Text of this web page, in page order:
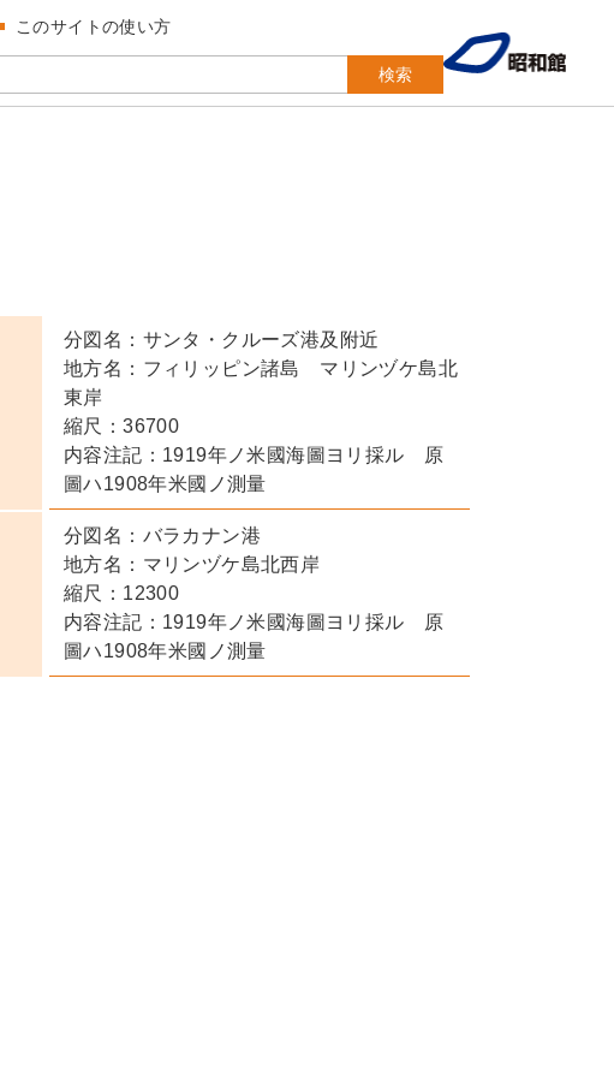
検索
このサイトの使い方
分図名：サンタ・クルーズ港及附近
地方名：フィリッピン諸島 マリンヅケ島北
東岸
縮尺：36700
内容注記：1919年ノ米國海圖ヨリ採ル 原
圖ハ1908年米國ノ測量
分図名：バラカナン港
地方名：マリンヅケ島北西岸
縮尺：12300
内容注記：1919年ノ米國海圖ヨリ採ル 原
圖ハ1908年米國ノ測量